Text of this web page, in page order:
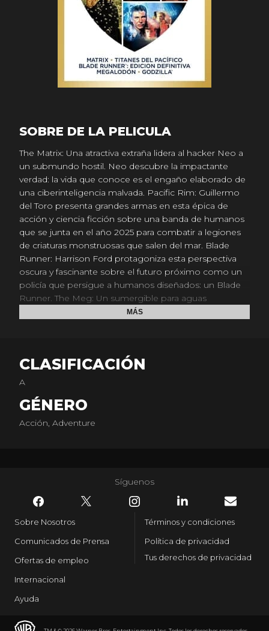
SOBRE DE LA PELICULA
The Matrix: Una atractiva extraña lidera al hacker Neo a
un submundo hostil. Neo descubre la impactante
verdad: la vida que conoce es el engaño elaborado de
una ciberinteligencia malvada. Pacific Rim: Guillermo
del Toro presenta grandes armas en esta épica de
acción y ciencia ficción sobre una banda de humanos
que se junta en el año 2025 para combatir a legiones
de criaturas monstruosas que salen del mar. Blade
Runner: Harrison Ford protagoniza esta perspectiva
oscura y fascinante sobre el futuro próximo como un
policía que persigue a humanos diseñados: un Blade
Runner. The Meg: Un sumergible para aguas
profundas con una cuadrilla internacional de
mundo renace con el visionario director Gareth
Edwards (Monsters), quien lanza la aventura épica de
MÁS
CLASIFICACIÓN
A
GÉNERO
Acción, Adventure
Síguenos
Sobre Nosotros
Comunicados de Prensa
Ofertas de empleo
Internacional
Ayuda
Términos y condiciones
Política de privacidad
Tus derechos de privacidad